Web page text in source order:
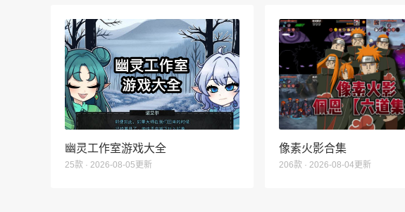
幽灵工作室游戏大全
25款 · 2026-08-05更新
像素火影合集
206款 · 2026-08-04更新